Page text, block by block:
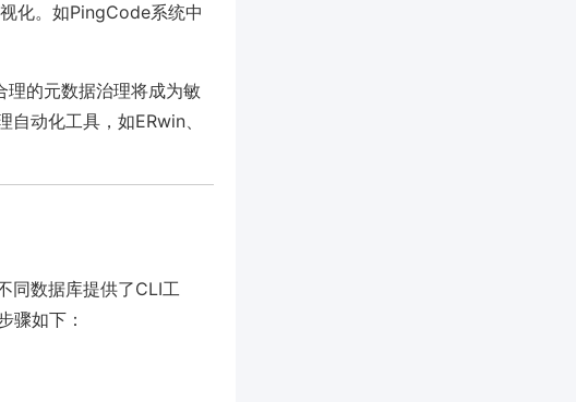
化。如PingCode系统中
的元数据治理将成为敏
动化工具，如ERwin、
同数据库提供了CLI工
骤如下：